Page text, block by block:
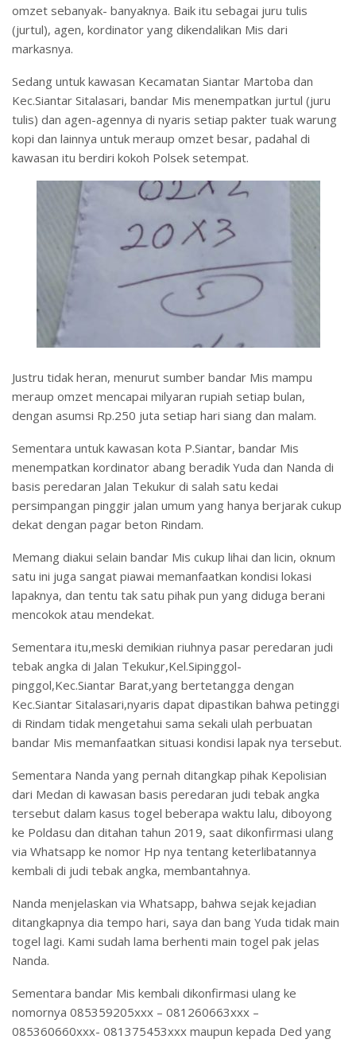
omzet sebanyak- banyaknya. Baik itu sebagai juru tulis
(jurtul), agen, kordinator yang dikendalikan Mis dari
markasnya.
Sedang untuk kawasan Kecamatan Siantar Martoba dan
Kec.Siantar Sitalasari, bandar Mis menempatkan jurtul (juru
tulis) dan agen-agennya di nyaris setiap pakter tuak warung
kopi dan lainnya untuk meraup omzet besar, padahal di
kawasan itu berdiri kokoh Polsek setempat.
Justru tidak heran, menurut sumber bandar Mis mampu
meraup omzet mencapai milyaran rupiah setiap bulan,
dengan asumsi Rp.250 juta setiap hari siang dan malam.
Sementara untuk kawasan kota P.Siantar, bandar Mis
menempatkan kordinator abang beradik Yuda dan Nanda di
basis peredaran Jalan Tekukur di salah satu kedai
persimpangan pinggir jalan umum yang hanya berjarak cukup
dekat dengan pagar beton Rindam.
Memang diakui selain bandar Mis cukup lihai dan licin, oknum
satu ini juga sangat piawai memanfaatkan kondisi lokasi
lapaknya, dan tentu tak satu pihak pun yang diduga berani
mencokok atau mendekat.
Sementara itu,meski demikian riuhnya pasar peredaran judi
tebak angka di Jalan Tekukur,Kel.Sipinggol-
pinggol,Kec.Siantar Barat,yang bertetangga dengan
Kec.Siantar Sitalasari,nyaris dapat dipastikan bahwa petinggi
di Rindam tidak mengetahui sama sekali ulah perbuatan
bandar Mis memanfaatkan situasi kondisi lapak nya tersebut.
Sementara Nanda yang pernah ditangkap pihak Kepolisian
dari Medan di kawasan basis peredaran judi tebak angka
tersebut dalam kasus togel beberapa waktu lalu, diboyong
ke Poldasu dan ditahan tahun 2019, saat dikonfirmasi ulang
via Whatsapp ke nomor Hp nya tentang keterlibatannya
kembali di judi tebak angka, membantahnya.
Nanda menjelaskan via Whatsapp, bahwa sejak kejadian
ditangkapnya dia tempo hari, saya dan bang Yuda tidak main
togel lagi. Kami sudah lama berhenti main togel pak jelas
Nanda.
Sementara bandar Mis kembali dikonfirmasi ulang ke
nomornya 085359205xxx – 081260663xxx –
085360660xxx- 081375453xxx maupun kepada Ded yang